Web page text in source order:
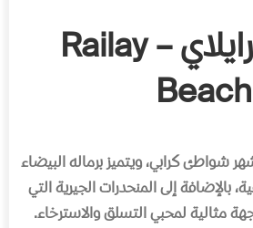
شاطئ رايلاي – Railay
Beach
شواطئ كرابي، ويتميز برماله البيضاء
بالإضافة إلى المنحدرات الجيرية التي
مثالية لمحبي التسلق والاسترخاء.